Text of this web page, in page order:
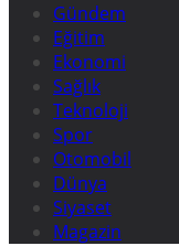
Gündem
Eğitim
Ekonomi
Sağlık
Teknoloji
Spor
Otomobil
Dünya
Siyaset
Magazin